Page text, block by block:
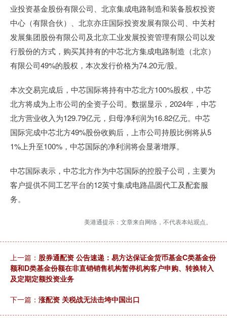
业投资基金股份有限公司、北京集成电路制造和装备股权投资
中心（有限合伙）、北京亦庄国际投资发展有限公司、中关村
发展集团股份有限公司及北京工业发展投资管理有限公司以发
行股份的方式，购买其持有的中芯北方集成电路制造（北京）
有限公司49%的股权，本次发行价格为74.20元/股。
本次交易完成后，中芯国际将持有中芯北方100%股权，中芯
北方将成为上市公司的全资子公司。数据显示，2024年，中芯
北方营业收入为129.79亿元，归母净利润为16.82亿元。中芯
国际完成中芯北方49%股份收购后，上市公司持股比例将从5
1%上升至100%，中芯国际的净利润将会显著增厚。
中芯国际表示，中芯北方作为中芯国际的控股子公司，主要为
客户提供不同工艺平台的12英寸集成电路晶圆代工及配套服
务。
美港通提示：文章来自网络，不代表本站观点。
上一篇： 股券通配资 公告速递：易方达保证金货币基金C类基金份
额和D类基金份额在非直销销售机构暂停机构客户申购、转换转入
及定期定额投资业务
下一篇： 涨配资 关税战无法击垮中国出口